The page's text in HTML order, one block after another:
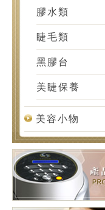
膠水類
睫毛類
黑膠台
美睫保養
美容小物